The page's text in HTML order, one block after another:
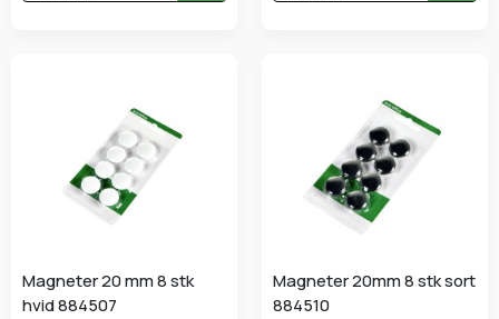
Magneter 20 mm 8 stk
hvid 884507
Magneter 20mm 8 stk sort
884510